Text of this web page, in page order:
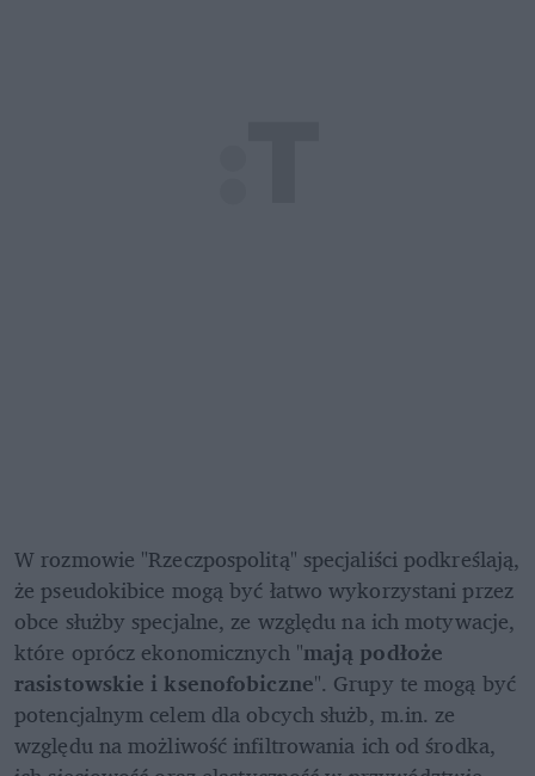
W rozmowie "Rzeczpospolitą" specjaliści podkreślają,
że pseudokibice mogą być łatwo wykorzystani przez
obce służby specjalne, ze względu na ich motywacje,
które oprócz ekonomicznych "mają podłoże
rasistowskie i ksenofobiczne". Grupy te mogą być
potencjalnym celem dla obcych służb, m.in. ze
względu na możliwość infiltrowania ich od środka,